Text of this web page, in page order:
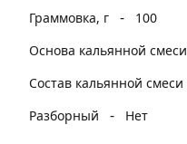
Граммовка, г
-
100
Основа кальянной смеси
Состав кальянной смеси
Разборный
- Нет